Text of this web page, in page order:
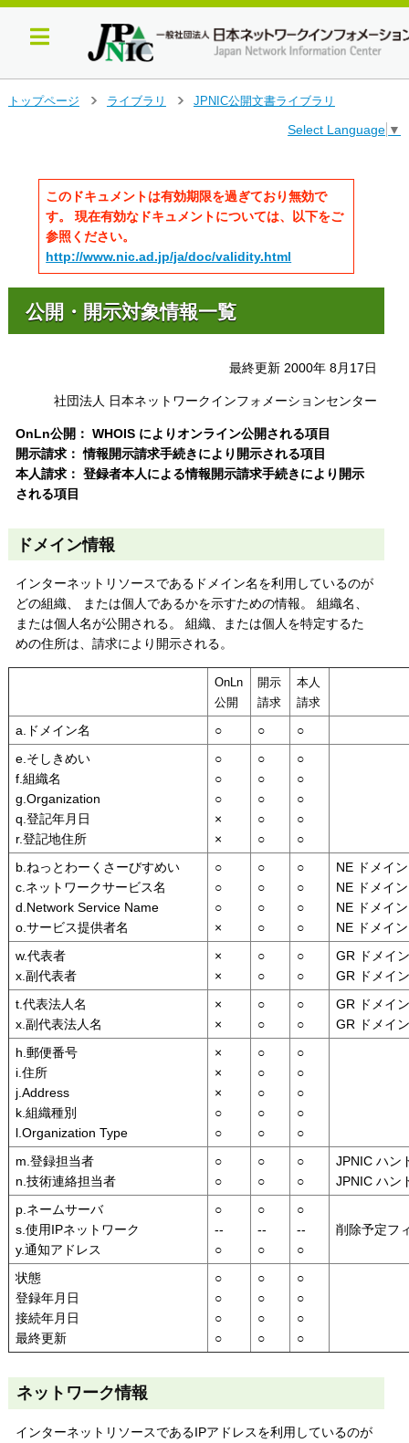
す
トップページ
ライブラリ
JPNIC公開文書ライブラリ
Select Language ▼
このドキュメントは有効期限を過ぎており無効で
す。 現在有効なドキュメントについては、以下をご
参照ください。
http://www.nic.ad.jp/ja/doc/validity.html
公開・開示対象情報一覧
最終更新 2000年 8月17日
社団法人 日本ネットワークインフォメーションセンター
OnLn公開： WHOIS によりオンライン公開される項目
開示請求： 情報開示請求手続きにより開示される項目
本人請求： 登録者本人による情報開示請求手続きにより開示
される項目
ドメイン情報
インターネットリソースであるドメイン名を利用しているのが
どの組織、 または個人であるかを示すための情報。 組織名、
または個人名が公開される。 組織、または個人を特定するた
めの住所は、請求により開示される。
OnLn
公開
開示
請求
本人
請求
a.ドメイン名 ○ ○
○
e.そしきめい
f.組織名
g.Organization
q.登記年月日
r.登記地住所
○
○
○
×
×
○
○
○
○
○
○
○
○
○
○
b.ねっとわーくさーびすめい
c.ネットワークサービス名
d.Network Service Name
o.サービス提供者名
○
○
○
×
○
○
○
○
○
○
○
○
NE ドメイン
NE ドメイン
NE ドメイン
NE ドメイン
w.代表者
x.副代表者
×
×
○
○
○
○
GR ドメイ
GR ドメイ
t.代表法人名
x.副代表法人名
×
×
○
○
○
○
GR ドメイ
GR ドメイ
h.郵便番号
i.住所
j.Address
k.組織種別
l.Organization Type
×
×
×
○
○
○
○
○
○
○
○
○
○
○
○
m.登録担当者
n.技術連絡担当者
○
○
○
○
○
○
JPNIC ハン
JPNIC ハン
p.ネームサーバ
s.使用IPネットワーク
y.通知アドレス
○
--
○
○
--
○
○
--
○
削除予定フ
状態
登録年月日
接続年月日
最終更新
○
○
○
○
○
○
○
○
○
○
○
○
ネットワーク情報
インターネットリソースであるIPアドレスを利用しているのが